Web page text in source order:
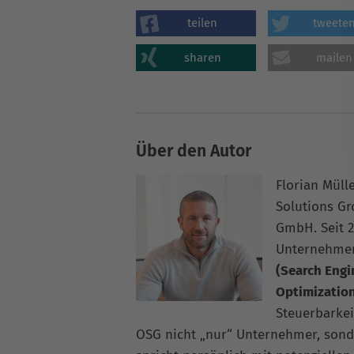
teilen tweeten
sharen mailen
Über den Autor
Florian
Solutions
GmbH. Seit
(Search
OSG nicht „nur“ Unternehmer,